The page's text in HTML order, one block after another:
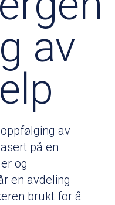
av
av
på en
og
en avdeling
brukt for å